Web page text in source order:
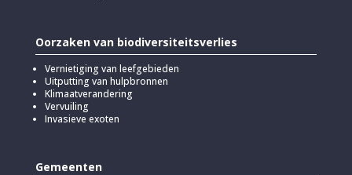
Oorzaken van biodiversiteitsverlies
Vernietiging van leefgebieden
Uitputting van hulpbronnen
Klimaatverandering
Vervuiling
Invasieve exoten
Gemeenten